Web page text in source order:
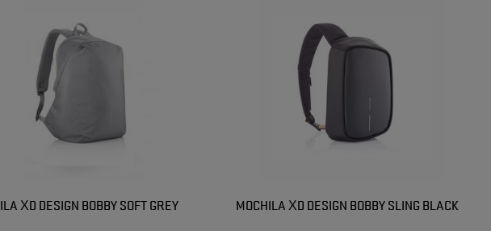
XD DESIGN BOBBY SOFT GREY MOCHILA XD DESIGN BOBBY SLING BLACK